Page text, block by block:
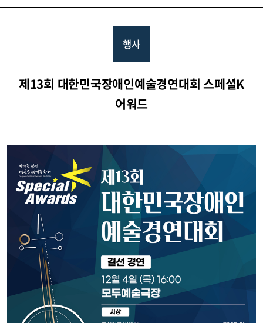
행사
제13회 대한민국장애인예술경연대회 스페셜K
어워드